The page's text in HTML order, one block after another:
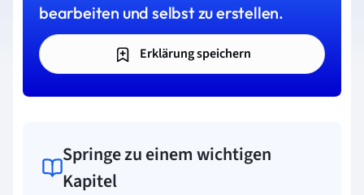
bearbeiten und selbst zu erstellen.
Erklärung speichern
Springe zu einem wichtigen
Kapitel